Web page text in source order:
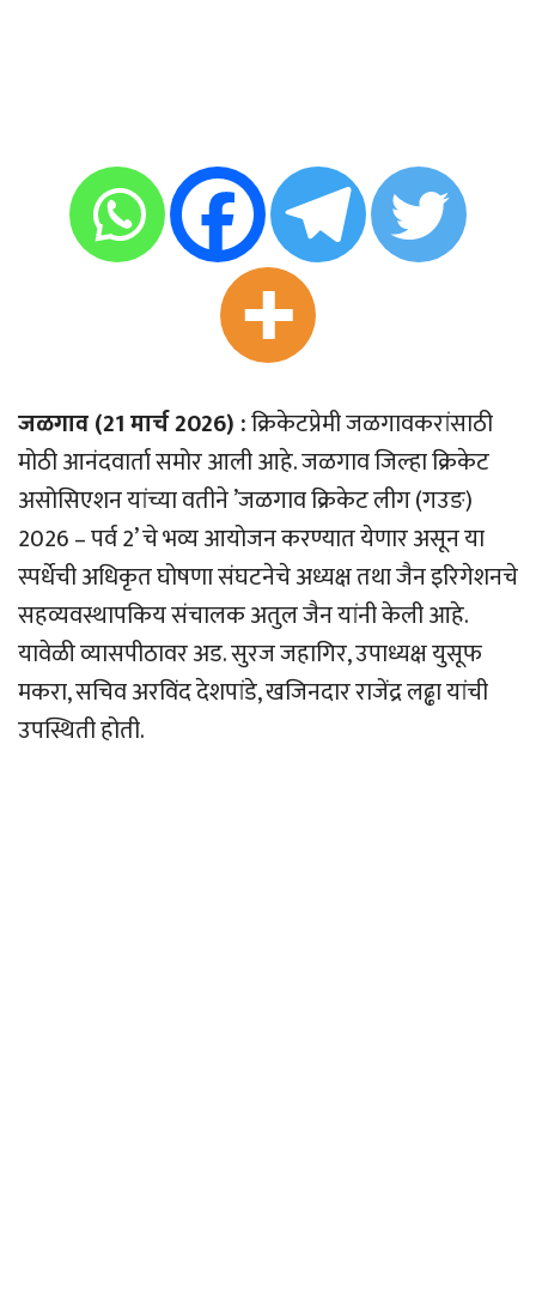
जळगाव (21 मार्च 2026) :क्रिकेटप्रेमी जळगावकरांसाठी
मोठी आनंदवार्ता समोर आली आहे. जळगाव जिल्हा क्रिकेट
असोसिएशन यांच्या वतीने ’जळगाव क्रिकेट लीग (गउङ)
2026 – पर्व 2’ चे भव्य आयोजन करण्यात येणार असून या
स्पर्धेची अधिकृत घोषणा संघटनेचे अध्यक्ष तथा जैन इरिगेशनचे
सहव्यवस्थापकिय संचालक अतुल जैन यांनी केली आहे.
यावेळी व्यासपीठावर अड. सुरज जहागिर, उपाध्यक्ष युसूफ
मकरा, सचिव अरविंद देशपांडे, खजिनदार राजेंद्र लढ्ढा यांची
उपस्थिती होती.